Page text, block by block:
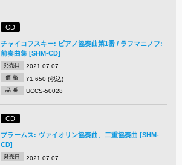
CD
チャイコフスキー: ピアノ協奏曲第1番 / ラフマニノフ:
前奏曲集 [SHM-CD]
発売日 2021.07.07
価 格 ¥1,650 (税込)
品 番 UCCS-50028
CD
ブラームス: ヴァイオリン協奏曲、二重協奏曲 [SHM-
CD]
発売日 2021.07.07